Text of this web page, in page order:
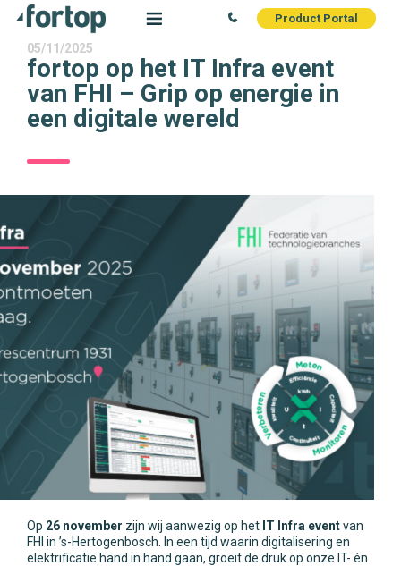
Product Portal
05/11/2025
fortop op het IT Infra event
van FHI – Grip op energie in
een digitale wereld
Op 26 november zijn wij aanwezig op het IT Infra eventvan
FHI in ’s-Hertogenbosch. In een tijd waarin digitalisering en
elektrificatie hand in hand gaan, groeit de druk op onze IT- én